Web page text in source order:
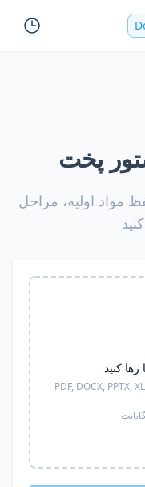
پخت
مواد اولیه، مراحل
رها کنید
PDF, DOCX, PPTX,